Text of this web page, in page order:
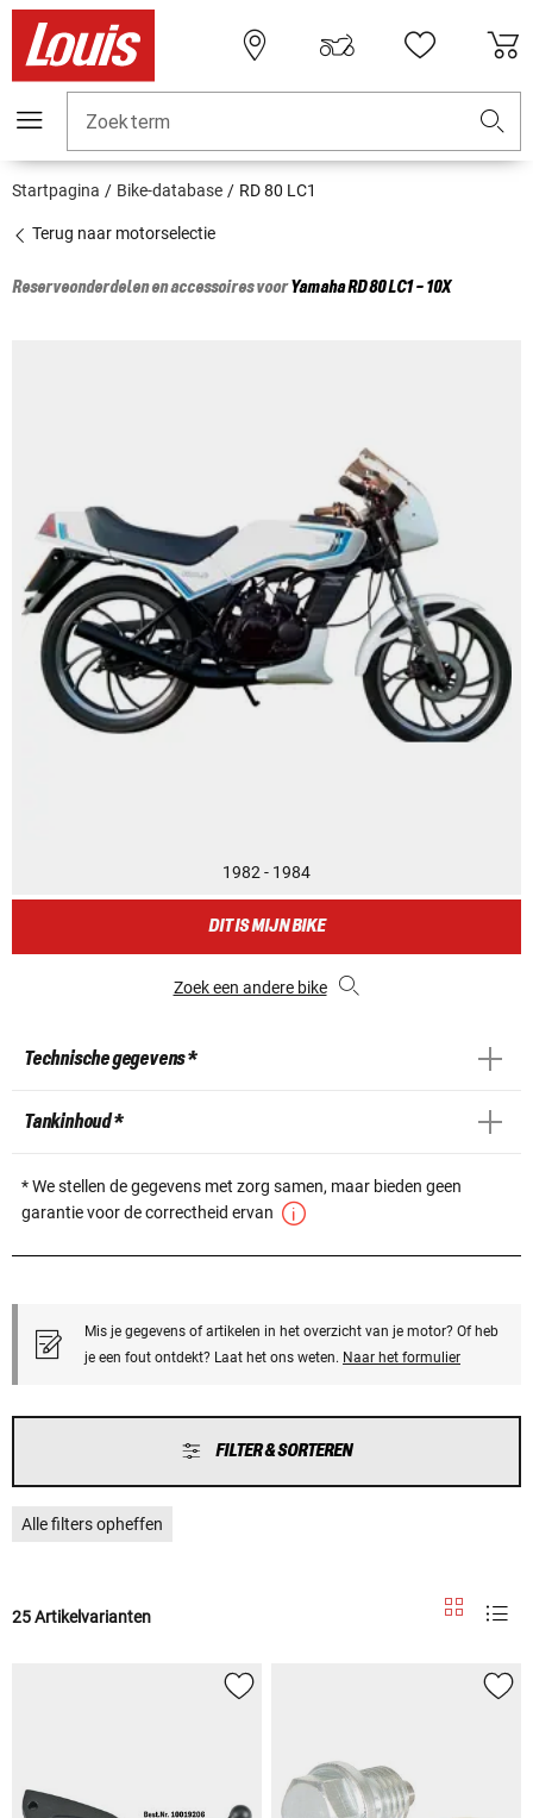
Zoekterm
Startpagina Bike-database RD 80 LC1
Terug naar motorselectie
Reserveonderdelen en accessoires voorYamahaRD 80 LC1 - 10X
1982 - 1984
DIT IS MIJN BIKE
Zoek een andere bike
Technische gegevens *
Tankinhoud *
* We stellen de gegevens met zorg samen, maar bieden geen
garantie voor de correctheid ervan
Mis je gegevens of artikelen in het overzicht van je motor? Of heb
je een fout ontdekt? Laat het ons weten. Naar het formulier
FILTER & SORTEREN
Alle filters opheffen
25 Artikelvarianten